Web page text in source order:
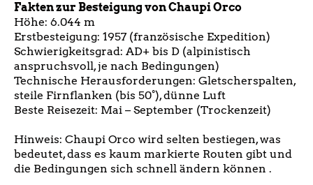
Fakten zur Besteigung von Chaupi Orco
Höhe: 6.044 m
Erstbesteigung: 1957 (französische Expedition)
Schwierigkeitsgrad: AD+ bis D (alpinistisch
anspruchsvoll, je nach Bedingungen)
Technische Herausforderungen: Gletscherspalten,
steile Firnflanken (bis 50°), dünne Luft
Beste Reisezeit: Mai – September (Trockenzeit)
Hinweis: Chaupi Orco wird selten bestiegen, was
bedeutet, dass es kaum markierte Routen gibt und
die Bedingungen sich schnell ändern können .